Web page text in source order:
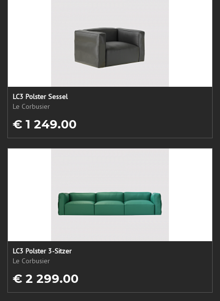
LC3 Polster Sessel
Le Corbusier
€ 1 249.00
LC3 Polster 3-Sitzer
Le Corbusier
€ 2 299.00